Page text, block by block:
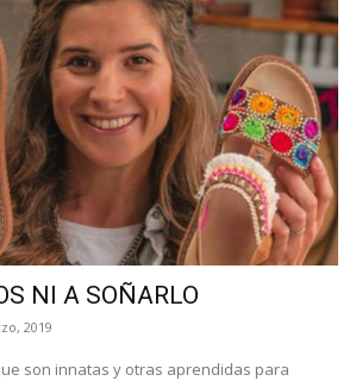
NI A SOÑARLO
2019
son innatas y otras aprendidas para